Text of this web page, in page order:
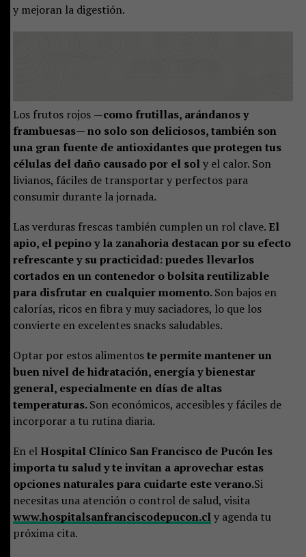
y mejoran la digestión.
Los frutos rojos —como frutillas, arándanos y
frambuesas— no solo son deliciosos, también son
una gran fuente de antioxidantes que protegen tus
células del daño causado por el soly el calor. Son
livianos, fáciles de transportar y perfectos para
consumir durante la jornada.
Las verduras frescas también cumplen un rol clave. El
apio, el pepino y la zanahoria destacan por su efecto
refrescante y su practicidad: puedes llevarlos
cortados en un contenedor o bolsita reutilizable
para disfrutar en cualquier momento.Son bajos en
calorías, ricos en fibra y muy saciadores, lo que los
convierte en excelentes snacks saludables.
Optar por estos alimentoste permite mantener un
buen nivel de hidratación, energía y bienestar
general, especialmente en días de altas
temperaturas.Son económicos, accesibles y fáciles de
incorporar a tu rutina diaria.
En el Hospital Clínico San Francisco de Pucón les
importa tu salud y te invitan a aprovechar estas
opciones naturales para cuidarte este verano.Si
necesitas una atención o control de salud, visita
www.hospitalsanfranciscodepucon.cly agenda tu
próxima cita.